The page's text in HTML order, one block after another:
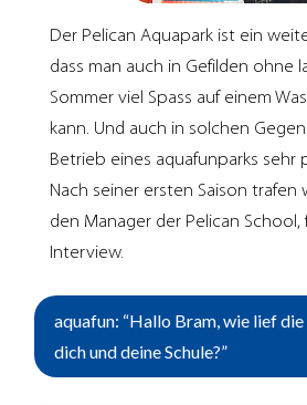
Der Pelican Aquapark ist ein
dass man auch in Gefilden ohne
Sommer viel Spass auf einem
kann. Und auch in solchen
Betrieb eines aquafunparks sehr
Nach seiner ersten Saison trafen
den Manager der Pelican School,
Interview.
aquafun: “Hallo Bram, wie lief
dich und deine Schule?”